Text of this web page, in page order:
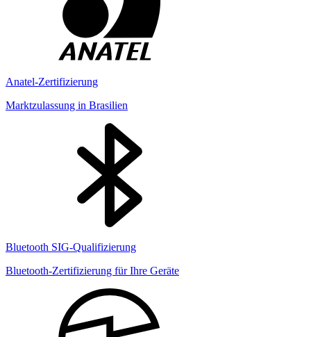
Anatel-Zertifizierung
Marktzulassung in Brasilien
Bluetooth SIG-Qualifizierung
Bluetooth-Zertifizierung für Ihre Geräte